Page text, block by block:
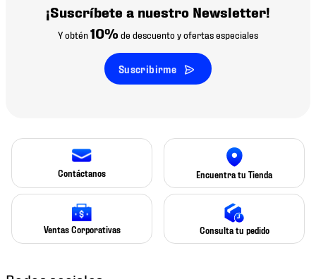
¡Suscríbete a nuestro Newsletter!
Y obtén10% de descuento y ofertas especiales
Suscribirme
Contáctanos Encuentra tu Tienda
Ventas Corporativas Consulta tu pedido